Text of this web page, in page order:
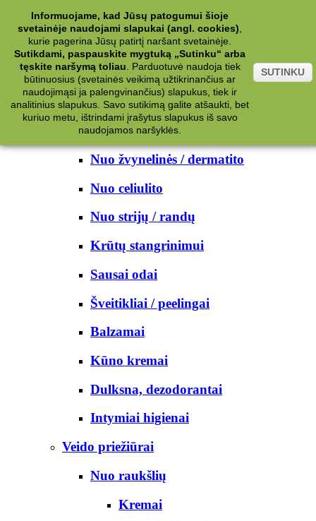
Kategorijos
Kosmetika
Kūno priežiūrai
Nuo prakaito
Kūno prausikliai
Nuo žvynelinės / dermatito
Nuo celiulito
Nuo strijų / randų
Krūtų stangrinimui
Sausai odai
Šveitikliai / peelingai
Balzamai
Kūno kremai
Dulksna, dezodorantai
Intymiai higienai
Veido priežiūrai
Nuo raukšlių
Kremai
Informuojame, kad Jūsų patogumui šioje
svetainėje naudojami slapukai (angl. cookies)
kurie pagerina Jūsų patirtį naršant svetainėje.
Sutikdami, paspauskite mygtuką „Sutinku“ arba
tęskite naršymą toliau
Parduotuvė naudoja tiek
būtinuosius (svetainės veikimą užtikrinančius ar
naudojimąsi ja palengvinančius) slapukus, tiek ir
analitinius slapukus. Savo sutikimą galite atšaukti, bet
kuriuo metu, ištrindami įrašytus slapukus iš savo
naudojamos naršyklės.
SUTINKU